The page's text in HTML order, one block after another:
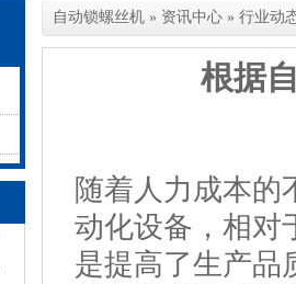
自动锁螺丝机 » 资讯中心 » 行业动
根据
随着人力成本的
动化设备，相对
是提高了生产品